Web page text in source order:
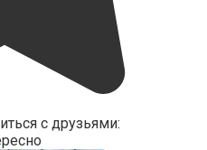
с друзьями: